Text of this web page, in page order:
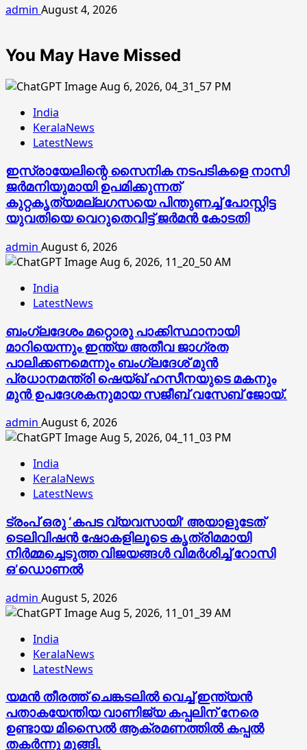
admin August 4, 2026
You May Have Missed
India
KeralaNews
LatestNews
ഇസ്രായേലിന്റെ സൈനിക നടപടികളെ നാസി
ജര്‍മനിയുമായി ഉപമിക്കുന്നത്
കുറ്റകൃത്യമല്ലഗസയെ പിന്തുണച്ച് പോസ്റ്റിട്ട
യുവതിയെ വെറുതെവിട്ട് ജര്‍മന്‍ കോടതി
admin August 6, 2026
India
LatestNews
ബംഗ്ലദേശം മറ്റൊരു പാക്കിസ്ഥാനായി
മാറിയെന്നും ഇന്ത്യ അതീവ ജാഗ്രത
പാലിക്കണമെന്നും ബംഗ്ലദേശ് മുൻ
പ്രധാനമന്ത്രി ഷെയ്ഖ് ഹസീനയുടെ മകനും
മുൻ ഉപദേശകനുമായ സജീബ് വസേബ് ജോയ്.
admin August 6, 2026
India
KeralaNews
LatestNews
ട്രംപ് ഒരു ‘കപട വ്യവസായി’ അയാളുടേത്
ടെലിവിഷന്‍ ഷോകളിലൂടെ കൃത്രിമമായി
നിര്‍മ്മച്ചെടുത്ത വിജയങ്ങള്‍ വിമര്‍ശിച്ച് റോസി
ഒ’ഡൊണല്‍
admin August 5, 2026
India
KeralaNews
LatestNews
യമൻ തീരത്ത് ചെങ്കടലിൽ വെച്ച് ഇന്ത്യൻ
പതാകയേന്തിയ വാണിജ്യ കപ്പലിന് നേരെ
ഉണ്ടായ മിസൈൽ ആക്രമണത്തിൽ കപ്പൽ
തകർന്നു മുങ്ങി.